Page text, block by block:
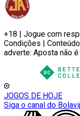
+18 | Jogue com
Condições |
adverte: Aposta não
JOGOS DE HOJE
Siga o canal do